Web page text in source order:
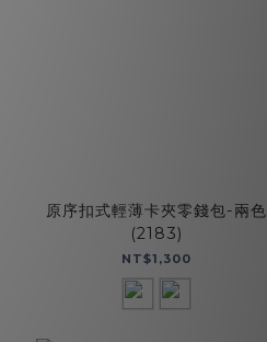
原序扣式輕薄卡夾零錢包-兩色
(2183)
NT$1,300